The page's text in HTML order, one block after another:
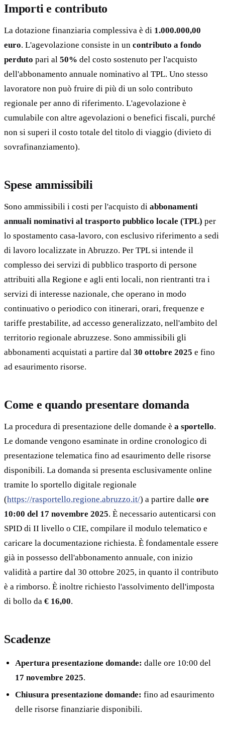
Importi e contributo
La dotazione finanziaria complessiva è di 1.000.000,00
euro. L'agevolazione consiste in un contributo a fondo
perduto pari al 50% del costo sostenuto per l'acquisto
dell'abbonamento annuale nominativo al TPL. Uno stesso
lavoratore non può fruire di più di un solo contributo
regionale per anno di riferimento. L'agevolazione è
cumulabile con altre agevolazioni o benefici fiscali, purché
non si superi il costo totale del titolo di viaggio (divieto di
sovrafinanziamento).
Spese ammissibili
Sono ammissibili i costi per l'acquisto di abbonamenti
annuali nominativi al trasporto pubblico locale (TPL) per
lo spostamento casa-lavoro, con esclusivo riferimento a sedi
di lavoro localizzate in Abruzzo. Per TPL si intende il
complesso dei servizi di pubblico trasporto di persone
attribuiti alla Regione e agli enti locali, non rientranti tra i
servizi di interesse nazionale, che operano in modo
continuativo o periodico con itinerari, orari, frequenze e
tariffe prestabilite, ad accesso generalizzato, nell'ambito del
territorio regionale abruzzese. Sono ammissibili gli
abbonamenti acquistati a partire dal 30 ottobre 2025 e fino
ad esaurimento risorse.
Come e quando presentare domanda
La procedura di presentazione delle domande è a sportello.
Le domande vengono esaminate in ordine cronologico di
presentazione telematica fino ad esaurimento delle risorse
disponibili. La domanda si presenta esclusivamente online
tramite lo sportello digitale regionale
(https://rasportello.regione.abruzzo.it/) a partire dalle ore
10:00 del 17 novembre 2025. È necessario autenticarsi con
SPID di II livello o CIE, compilare il modulo telematico e
caricare la documentazione richiesta. È fondamentale essere
già in possesso dell'abbonamento annuale, con inizio
validità a partire dal 30 ottobre 2025, in quanto il contributo
è a rimborso. È inoltre richiesto l'assolvimento dell'imposta
di bollo da € 16,00.
Scadenze
Apertura presentazione domande: dalle ore 10:00 del
17 novembre 2025.
Chiusura presentazione domande: fino ad esaurimento
delle risorse finanziarie disponibili.